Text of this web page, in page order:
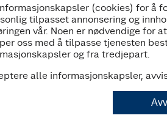
konsistens, blander
å sprøyte ut makronene
kan ta alt fra 20
(cookies) for å
tilpasset annonsering og
vår. Noen er nødvendige for
oss med å tilpasse tjenesten
og fra tredjepart.
alle informasjonskapsler,